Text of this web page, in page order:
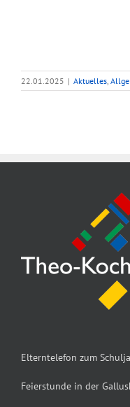
22.01.2025 | Aktuelles,
Elterntelefon zum
Feierstunde in der